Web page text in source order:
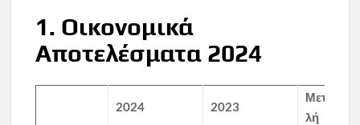
1. Οικονομικά
Αποτελέσματα 2024
2024 2023
Μετ/
λή